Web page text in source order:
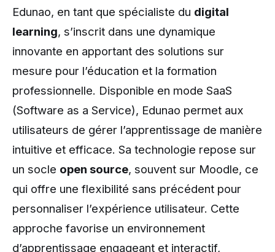
Edunao, en tant que spécialiste du digital
learning, s’inscrit dans une dynamique
innovante en apportant des solutions sur
mesure pour l’éducation et la formation
professionnelle. Disponible en mode SaaS
(Software as a Service), Edunao permet aux
utilisateurs de gérer l’apprentissage de manière
intuitive et efficace. Sa technologie repose sur
un socle open source, souvent sur Moodle, ce
qui offre une flexibilité sans précédent pour
personnaliser l’expérience utilisateur. Cette
approche favorise un environnement
d’apprentissage engageant et interactif,